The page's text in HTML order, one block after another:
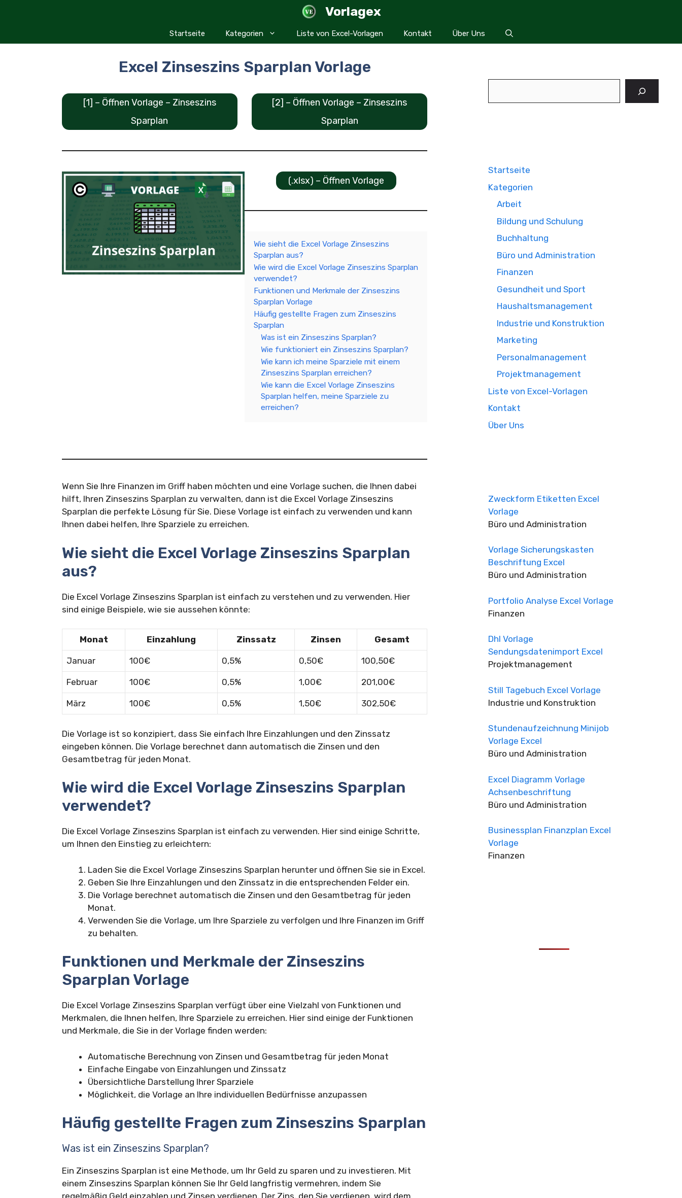
Vorlagex
Startseite Kategorien Liste von Excel-Vorlagen Kontakt Über Uns
Excel Zinseszins Sparplan Vorlage
[1] – Öffnen Vorlage – Zinseszins
Sparplan
[2] – Öffnen Vorlage – Zinseszins
Sparplan
(.xlsx) – Öffnen Vorlage
Wie sieht die Excel Vorlage Zinseszins
Sparplan aus?
Wie wird die Excel Vorlage Zinseszins Sparplan
verwendet?
Funktionen und Merkmale der Zinseszins
Sparplan Vorlage
Häufig gestellte Fragen zum Zinseszins
Sparplan
Was ist ein Zinseszins Sparplan?
Wie funktioniert ein Zinseszins Sparplan?
Wie kann ich meine Sparziele mit einem
Zinseszins Sparplan erreichen?
Wie kann die Excel Vorlage Zinseszins
Sparplan helfen, meine Sparziele zu
erreichen?
Wenn Sie Ihre Finanzen im Griff haben möchten und eine Vorlage suchen, die Ihnen dabei
hilft, Ihren Zinseszins Sparplan zu verwalten, dann ist die Excel Vorlage Zinseszins
Sparplan die perfekte Lösung für Sie. Diese Vorlage ist einfach zu verwenden und kann
Ihnen dabei helfen, Ihre Sparziele zu erreichen.
Wie sieht die Excel Vorlage Zinseszins Sparplan
aus?
Die Excel Vorlage Zinseszins Sparplan ist einfach zu verstehen und zu verwenden. Hier
sind einige Beispiele, wie sie aussehen könnte:
Monat Einzahlung Zinssatz Zinsen Gesamt
Januar 100€ 0,5% 0,50€ 100,50€
Februar 100€ 0,5% 1,00€ 201,00€
März 100€ 0,5% 1,50€ 302,50€
Die Vorlage ist so konzipiert, dass Sie einfach Ihre Einzahlungen und den Zinssatz
eingeben können. Die Vorlage berechnet dann automatisch die Zinsen und den
Gesamtbetrag für jeden Monat.
Wie wird die Excel Vorlage Zinseszins Sparplan
verwendet?
Die Excel Vorlage Zinseszins Sparplan ist einfach zu verwenden. Hier sind einige Schritte,
um Ihnen den Einstieg zu erleichtern:
Laden Sie die Excel Vorlage Zinseszins Sparplan herunter und öffnen Sie sie in Excel.
Geben Sie Ihre Einzahlungen und den Zinssatz in die entsprechenden Felder ein.
Die Vorlage berechnet automatisch die Zinsen und den Gesamtbetrag für jeden
Monat.
Verwenden Sie die Vorlage, um Ihre Sparziele zu verfolgen und Ihre Finanzen im Griff
zu behalten.
Funktionen und Merkmale der Zinseszins
Sparplan Vorlage
Die Excel Vorlage Zinseszins Sparplan verfügt über eine Vielzahl von Funktionen und
Merkmalen, die Ihnen helfen, Ihre Sparziele zu erreichen. Hier sind einige der Funktionen
und Merkmale, die Sie in der Vorlage finden werden:
Automatische Berechnung von Zinsen und Gesamtbetrag für jeden Monat
Einfache Eingabe von Einzahlungen und Zinssatz
Übersichtliche Darstellung Ihrer Sparziele
Möglichkeit, die Vorlage an Ihre individuellen Bedürfnisse anzupassen
Häufig gestellte Fragen zum Zinseszins Sparplan
Was ist ein Zinseszins Sparplan?
Ein Zinseszins Sparplan ist eine Methode, um Ihr Geld zu sparen und zu investieren. Mit
einem Zinseszins Sparplan können Sie Ihr Geld langfristig vermehren, indem Sie
regelmäßig Geld einzahlen und Zinsen verdienen. Der Zins, den Sie verdienen, wird dem
Startseite
Kategorien
Arbeit
Bildung und Schulung
Buchhaltung
Büro und Administration
Finanzen
Gesundheit und Sport
Haushaltsmanagement
Industrie und Konstruktion
Marketing
Personalmanagement
Projektmanagement
Liste von Excel-Vorlagen
Kontakt
Über Uns
Zweckform Etiketten Excel
Vorlage
Büro und Administration
Vorlage Sicherungskasten
Beschriftung Excel
Büro und Administration
Portfolio Analyse Excel Vorlage
Finanzen
Dhl Vorlage
Sendungsdatenimport Excel
Projektmanagement
Still Tagebuch Excel Vorlage
Industrie und Konstruktion
Stundenaufzeichnung Minijob
Vorlage Excel
Büro und Administration
Excel Diagramm Vorlage
Achsenbeschriftung
Büro und Administration
Businessplan Finanzplan Excel
Vorlage
Finanzen